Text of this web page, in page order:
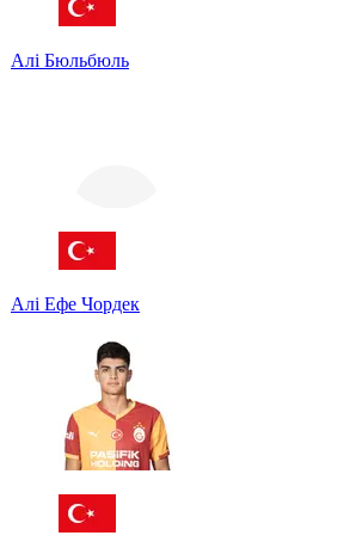
Алі Бюльбюль
Алі Ефе Чордек